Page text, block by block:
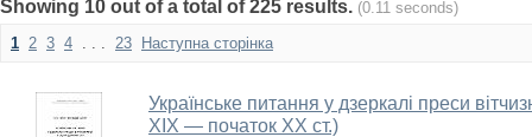
Showing 10 out of a total of 225 results. (0.11 seconds)
1 2 3 4 . . . 23 Наступна сторінка
Українське питання у дзеркалі преси
XIX — початок XX ст.)